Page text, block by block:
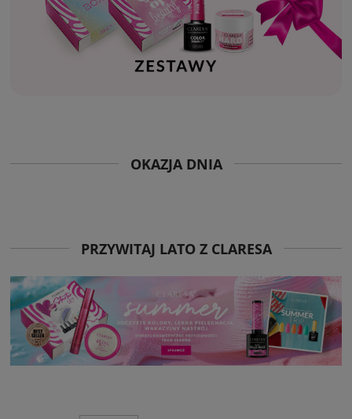
OKAZJA DNIA
PRZYWITAJ LATO Z CLARESA